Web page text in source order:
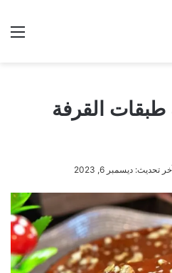
القرفة
تحديث: ديسمبر 6, 2023